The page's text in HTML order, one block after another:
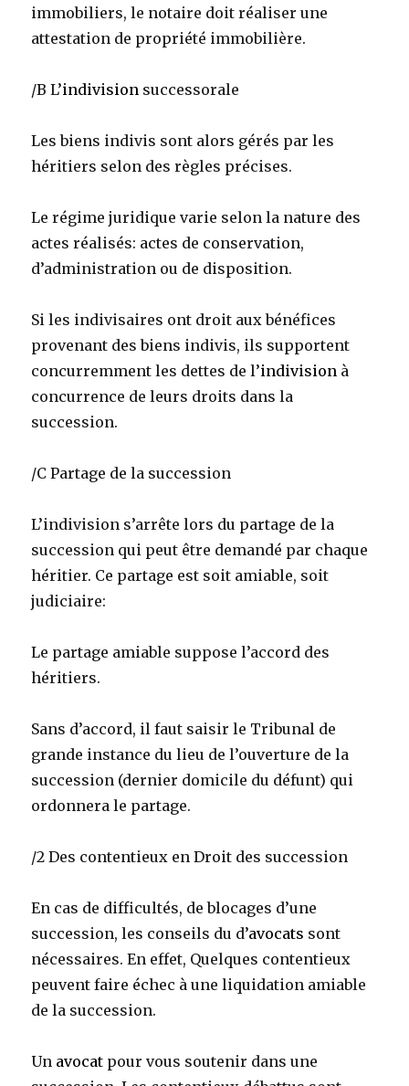
immobiliers, le notaire doit réaliser une
attestation de propriété immobilière.
/B L’indivision successorale
Les biens indivis sont alors gérés par les
héritiers selon des règles précises.
Le régime juridique varie selon la nature des
actes réalisés: actes de conservation,
d’administration ou de disposition.
Si les indivisaires ont droit aux bénéfices
provenant des biens indivis, ils supportent
concurremment les dettes de l’indivision à
concurrence de leurs droits dans la
succession.
/C Partage de la succession
L’indivision s’arrête lors du partage de la
succession qui peut être demandé par chaque
héritier. Ce partage est soit amiable, soit
judiciaire:
Le partage amiable suppose l’accord des
héritiers.
Sans d’accord, il faut saisir le Tribunal de
grande instance du lieu de l’ouverture de la
succession (dernier domicile du défunt) qui
ordonnera le partage.
/2 Des contentieux en Droit des succession
En cas de difficultés, de blocages d’une
succession, les conseils du d’avocats sont
nécessaires. En effet, Quelques contentieux
peuvent faire échec à une liquidation amiable
de la succession.
Un avocat pour vous soutenir dans une